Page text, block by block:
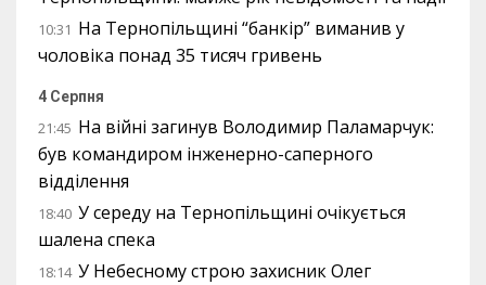
10:31 На Тернопільщині “банкір” виманив у
чоловіка понад 35 тисяч гривень
4 Серпня
21:45 На війні загинув Володимир Паламарчук:
був командиром інженерно-саперного
відділення
18:40 У середу на Тернопільщині очікується
шалена спека
18:14 У Небесному строю захисник Олег